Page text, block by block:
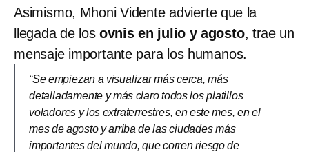
Asimismo, Mhoni Vidente advierte que la
llegada de los ovnis en julio y agosto, trae un
mensaje importante para los humanos.
“Se empiezan a visualizar más cerca, más
detalladamente y más claro todos los platillos
voladores y los extraterrestres, en este mes, en el
mes de agosto y arriba de las ciudades más
importantes del mundo, que corren riesgo de